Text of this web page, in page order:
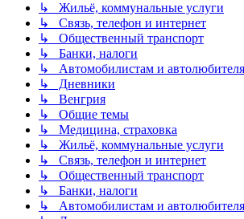
↳ Жильё, коммунальные услуги
↳ Связь, телефон и интернет
↳ Общественный транспорт
↳ Банки, налоги
↳ Автомобилистам и
↳ Дневники
↳ Венгрия
↳ Общие темы
↳ Медицина, страховка
↳ Жильё, коммунальные услуги
↳ Связь, телефон и интернет
↳ Общественный транспорт
↳ Банки, налоги
↳ Автомобилистам и